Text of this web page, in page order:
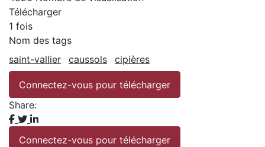
Télécharger
1 fois
Nom des tags
saint-vallier
caussols cipières
Connectez-vous pour télécharger
Share:
Connectez-vous pour télécharger